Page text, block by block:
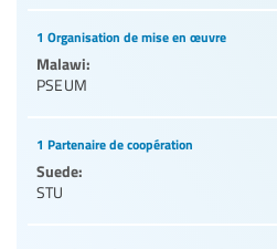
1 Organisation de mise en œuvre
Malawi:
PSEUM
1 Partenaire de coopération
Suede:
STU